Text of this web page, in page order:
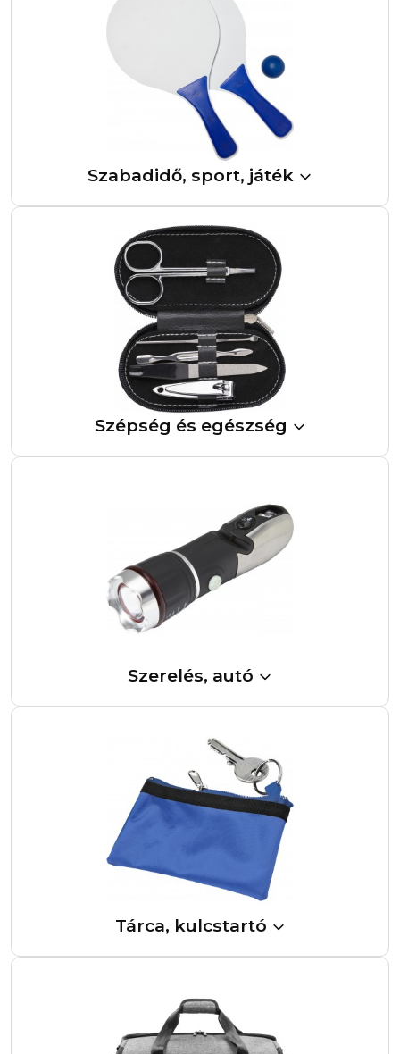
Szabadidő, sport, játék
Szépség és egészség
Szerelés, autó
Tárca, kulcstartó